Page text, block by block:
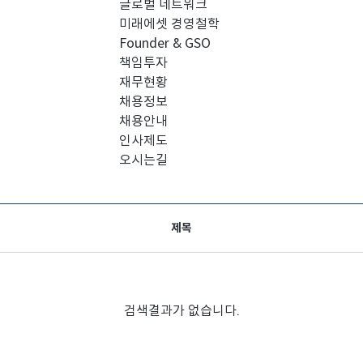
글로벌 네트워크
미래에셋 경영철학
Founder & GSO
책임투자
재무현황
채용정보
채용안내
인사제도
오시는길
제목
검색결과가 없습니다.